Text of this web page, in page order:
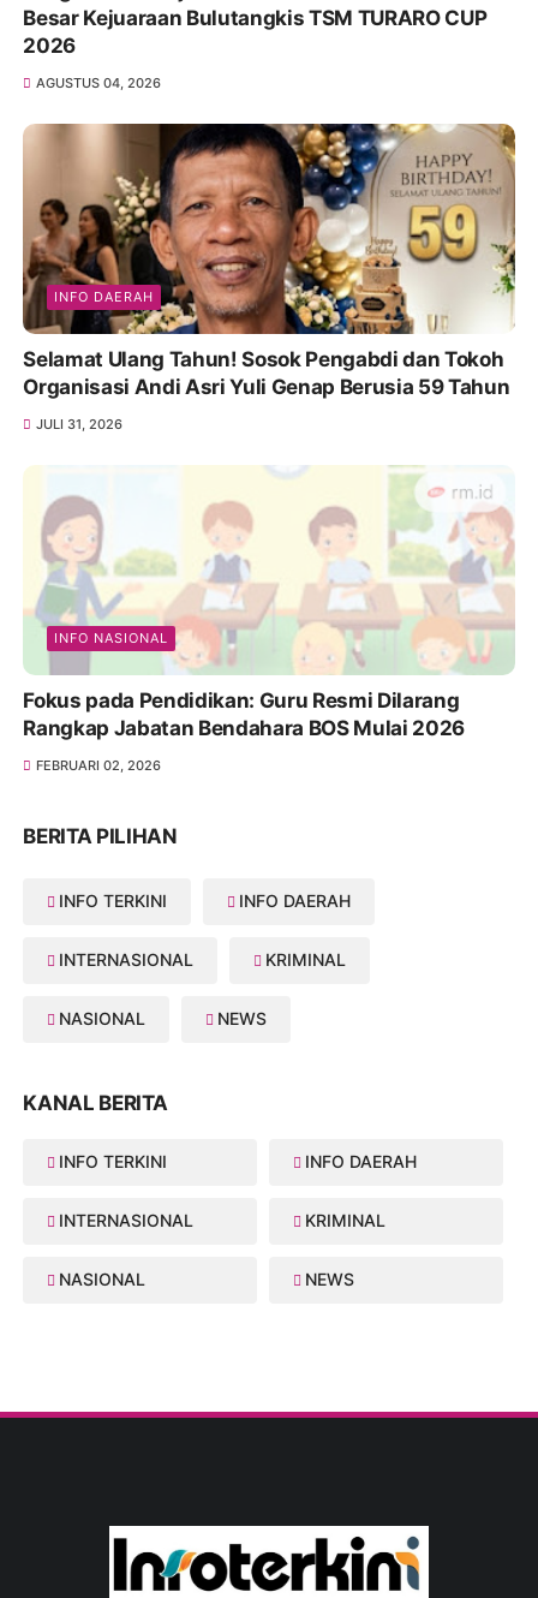
Besar Kejuaraan Bulutangkis TSM TURARO CUP
2026
AGUSTUS 04, 2026
INFO DAERAH
Selamat Ulang Tahun! Sosok Pengabdi dan Tokoh
Organisasi Andi Asri Yuli Genap Berusia 59 Tahun
JULI 31, 2026
INFO NASIONAL
Fokus pada Pendidikan: Guru Resmi Dilarang
Rangkap Jabatan Bendahara BOS Mulai 2026
FEBRUARI 02, 2026
BERITA PILIHAN
INFO TERKINI INFO DAERAH
INTERNASIONAL KRIMINAL
NASIONAL NEWS
KANAL BERITA
INFO TERKINI INFO DAERAH
INTERNASIONAL KRIMINAL
NASIONAL NEWS